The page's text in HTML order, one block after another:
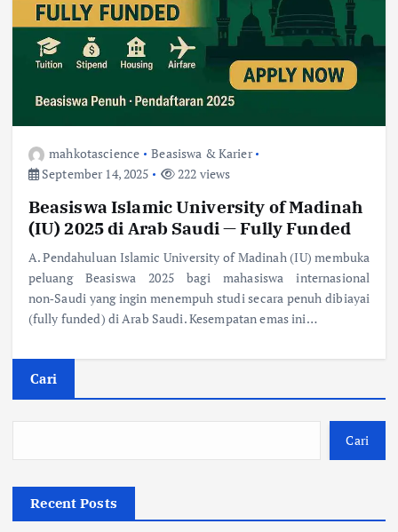
mahkotascience
Beasiswa & Karier
September 14, 2025
222 views
Beasiswa Islamic University of Madinah
(IU) 2025 di Arab Saudi — Fully Funded
A. Pendahuluan Islamic University of Madinah (IU) membuka
peluang Beasiswa 2025 bagi mahasiswa internasional
non‑Saudi yang ingin menempuh studi secara penuh dibiayai
(fully funded) di Arab Saudi. Kesempatan emas ini…
Cari
Cari
Recent Posts